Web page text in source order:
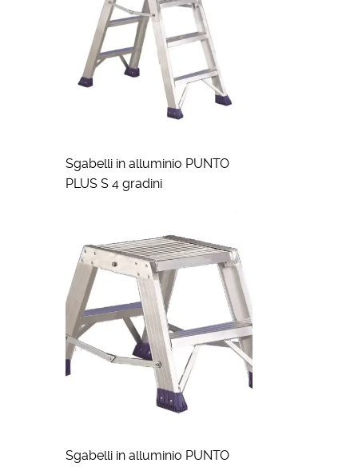
Sgabelli in alluminio PUNTO
PLUS S 4 gradini
Sgabelli in alluminio PUNTO